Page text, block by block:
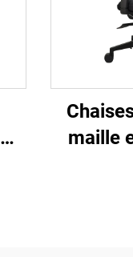
maille